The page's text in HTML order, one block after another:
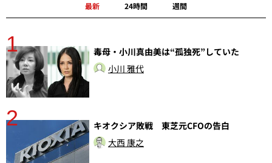
最新 24時間 週間
1
毒母・小川真由美は“孤独死”していた
小川 雅代
2
キオクシア敗戦 東芝元CFOの告白
大西 康之